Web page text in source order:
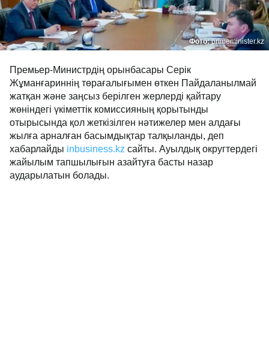
Фото:primeminister.kz
Премьер-Министрдің орынбасары Серік
Жұманғариннің төрағалығымен өткен Пайдаланылмай
жатқан және заңсыз берілген жерлерді қайтару
жөніндегі үкіметтік комиссияның қорытынды
отырысында қол жеткізілген нәтижелер мен алдағы
жылға арналған басымдықтар талқыланды, деп
хабарлайды inbusiness.kz сайты. Ауылдық округтердегі
жайылым тапшылығын азайтуға басты назар
аударылатын болады.